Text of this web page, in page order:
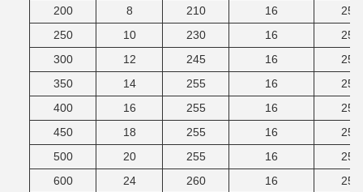
200
8 210 16
25
250
10 230 16
25
300
12 245 16
25
350
14 255 16
25
400
16 255 16
25
450
18 255 16
25
500
20 255 16
25
600
24 260 16
25